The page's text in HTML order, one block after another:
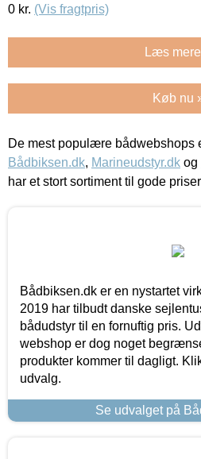
0 kr. (Vis fragtpris)
Læs
Køb nu
De mest populære bådwebshops
Bådbiksen.dk, Marineudstyr.dk og
har et stort sortiment til gode
Bådbiksen.dk er en nystartet
2019 har tilbudt danske
bådudstyr til en fornuftig pris.
webshop er dog noget
produkter kommer til dagligt.
udvalg.
Se udvalget på